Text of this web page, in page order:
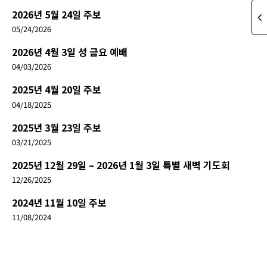
2026년 5월 24일 주보
05/24/2026
2026년 4월 3일 성 금요 예배
04/03/2026
2025년 4월 20일 주보
04/18/2025
2025년 3월 23일 주보
03/21/2025
2025년 12월 29일 – 2026년 1월 3일 특별 새벽 기도회
12/26/2025
2024년 11월 10일 주보
11/08/2024